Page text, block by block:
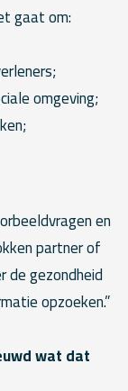
gaat om:
omgeving;
en
partner of
de gezondheid
opzoeken.”
wat dat